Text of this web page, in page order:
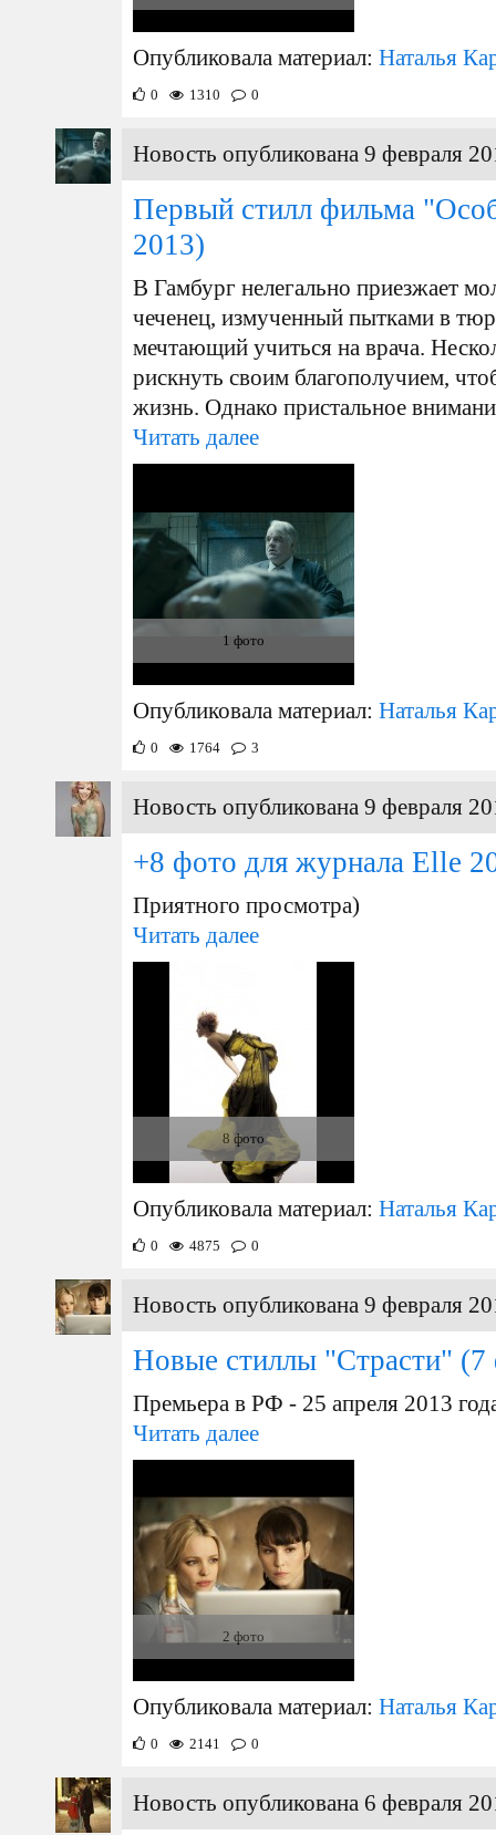
Опубликовала материал: Наталья
0 1310 0
Новость опубликована 9 февраля
Первый стилл фильма
2013)
В Гамбург нелегально приезжает
чеченец, измученный пытками в
мечтающий учиться на врача.
рискнуть своим благополучием,
жизнь. Однако пристальное
Читать далее
1 фото
Опубликовала материал: Наталья
0 1764 3
Новость опубликована 9 февраля
+8 фото для журнала Elle
Приятного просмотра)
Читать далее
8 фото
Опубликовала материал: Наталья
0 4875 0
Новость опубликована 9 февраля
Новые стиллы "Страсти" (7
Премьера в РФ - 25 апреля 2013
Читать далее
2 фото
Опубликовала материал: Наталья
0 2141 0
Новость опубликована 6 февраля